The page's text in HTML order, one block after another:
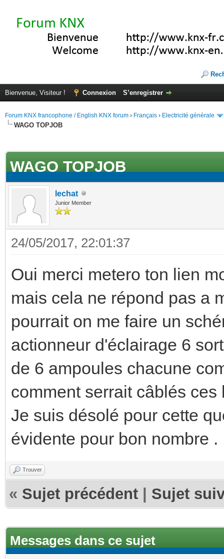
Bienvenue, Visiteur ! Connexion S’enregistrer
Forum KNX francophone / English KNX forum › Français › Electricité générale
WAGO TOPJOB
WAGO TOPJOB
lechat
Junior Member
24/05/2017, 22:01:37
Oui merci metero ton lien
mais cela ne répond pas a
pourrait on me faire un
actionneur d'éclairage 6
de 6 ampoules chacune
comment serrait câblés
Je suis désolé pour cette
évidente pour bon nombre .
Trouver
« Sujet précédent Sujet
Messages dans ce sujet